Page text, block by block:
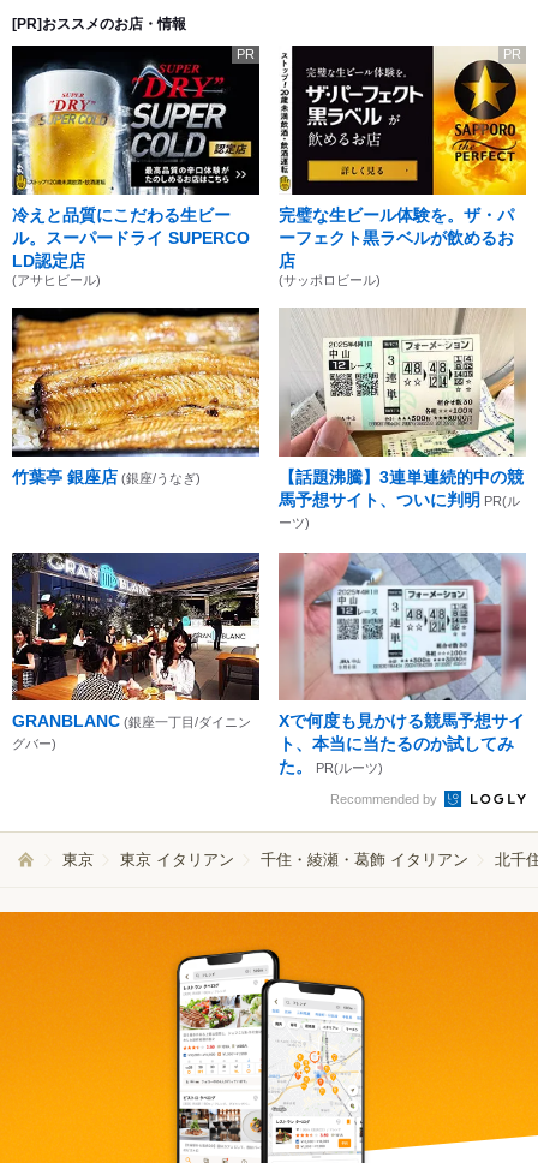
[PR]おススメのお店・情報
PR
冷えと品質にこだわる生ビー
ル。スーパードライ SUPERCO
LD認定店
(アサヒビール)
PR
完璧な生ビール体験を。ザ・パ
ーフェクト黒ラベルが飲めるお
店
(サッポロビール)
竹葉亭 銀座店 (銀座/うなぎ)
【話題沸騰】3連単連続的中の競
馬予想サイト、ついに判明 PR(ル
ーツ)
GRANBLANC (銀座一丁目/ダイニン
グバー)
Xで何度も見かける競馬予想サイ
ト、本当に当たるのか試してみ
た。
PR(ルーツ)
Recommended by
東京 東京 イタリアン 千住・綾瀬・葛飾 イタリアン 北千